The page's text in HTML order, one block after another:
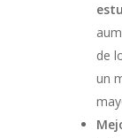
de
un